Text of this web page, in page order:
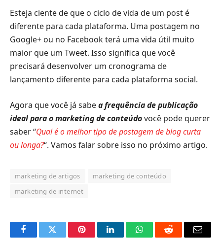
Esteja ciente de que o ciclo de vida de um post é
diferente para cada plataforma. Uma postagem no
Google+ ou no Facebook terá uma vida útil muito
maior que um Tweet. Isso significa que você
precisará desenvolver um cronograma de
lançamento diferente para cada plataforma social.
Agora que você já sabea frequência de publicação
ideal para o marketing de conteúdovocê pode querer
saber “Qual é o melhor tipo de postagem de blog curta
ou longa?“. Vamos falar sobre isso no próximo artigo.
marketing de artigos
marketing de conteúdo
marketing de internet
FacebookTwitter PinterestLinkedInO
Reddit
E-